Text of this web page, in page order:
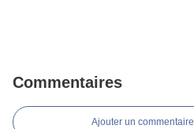
Commentaires
Ajouter un commentaire